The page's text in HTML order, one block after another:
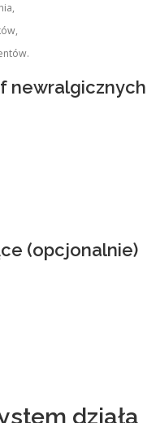
newralgicznych
(opcjonalnie)
działa